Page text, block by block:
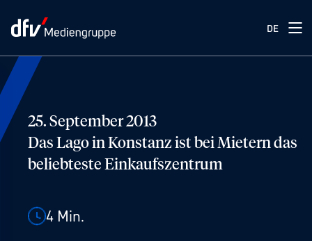
DE
25. September 2013
Das Lago in Konstanz ist bei Mietern das
beliebteste Einkaufszentrum
4 Min.